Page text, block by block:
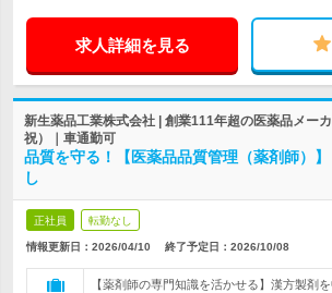
求人詳細を見る
新生薬品工業株式会社 | 創業111年超の医薬品メー
祝）｜車通勤可
品質を守る！【医薬品品質管理（薬剤師）
し
正社員 転勤なし
情報更新日：2026/04/10 終了予定日： 2026/10/08
【薬剤師の専門知識を活かせる】漢方製剤